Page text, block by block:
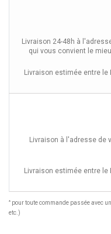
Livraison 24-48h à
qui vous convient le
Livraison estimée entre le
Livraison à l'adresse de
Livraison estimée entre le
* pour toute commande passée avec
etc.)